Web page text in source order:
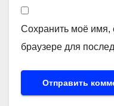
Сохранить моё имя,
браузере для